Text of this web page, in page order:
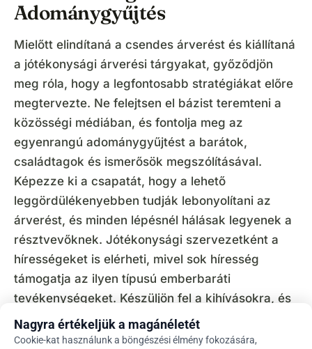
Adománygyűjtés
Mielőtt elindítaná a csendes árverést és kiállítaná
a jótékonysági árverési tárgyakat, győződjön
meg róla, hogy a legfontosabb stratégiákat előre
megtervezte. Ne felejtsen el bázist teremteni a
közösségi médiában, és fontolja meg az
egyenrangú adománygyűjtést a barátok,
családtagok és ismerősök megszólításával.
Képezze ki a csapatát, hogy a lehető
leggördülékenyebben tudják lebonyolítani az
árverést, és minden lépésnél hálásak legyenek a
résztvevőknek. Jótékonysági szervezetként a
hírességeket is elérheti, mivel sok híresség
támogatja az ilyen típusú emberbaráti
tevékenységeket. Készüljön fel a kihívásokra, és
mindig köszönje meg az adományozóknak és a
pályázóknak, akik időt szánnak arra, hogy
Nagyra értékeljük a magánéletét
Cookie-kat használunk a böngészési élmény fokozására,